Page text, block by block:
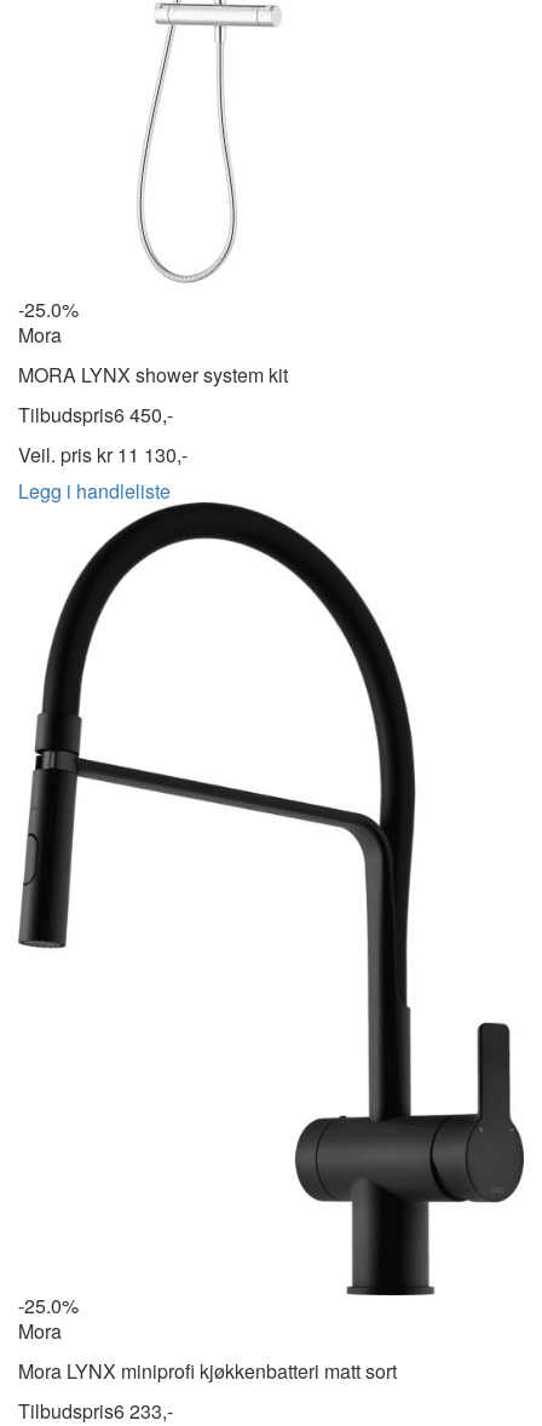
-25.0%
Mora
MORA LYNX shower system kit
Tilbudspris6 450,-
Veil. pris kr11 130,-
Legg i handleliste
-25.0%
Mora
Mora LYNX miniprofi kjøkkenbatteri matt sort
Tilbudspris6 233,-